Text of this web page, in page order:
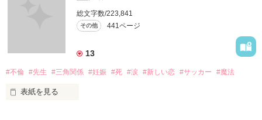
作品を読むのに役立てばと思います
総文字数/223,841
その他 441ページ
13
#不倫 #先生 #三角関係 #妊娠 #死 #涙 #新しい恋 #サッカー #魔法
表紙を見る